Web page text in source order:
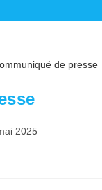
2025